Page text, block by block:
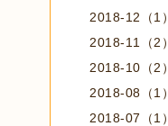
2018-12（1）
2018-11（2）
2018-10（2）
2018-08（1）
2018-07（1）